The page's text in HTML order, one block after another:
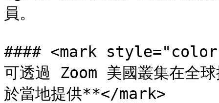
員。
#### <mark
可透過 Zoom 美國叢集在全
於當地提供**</mark>